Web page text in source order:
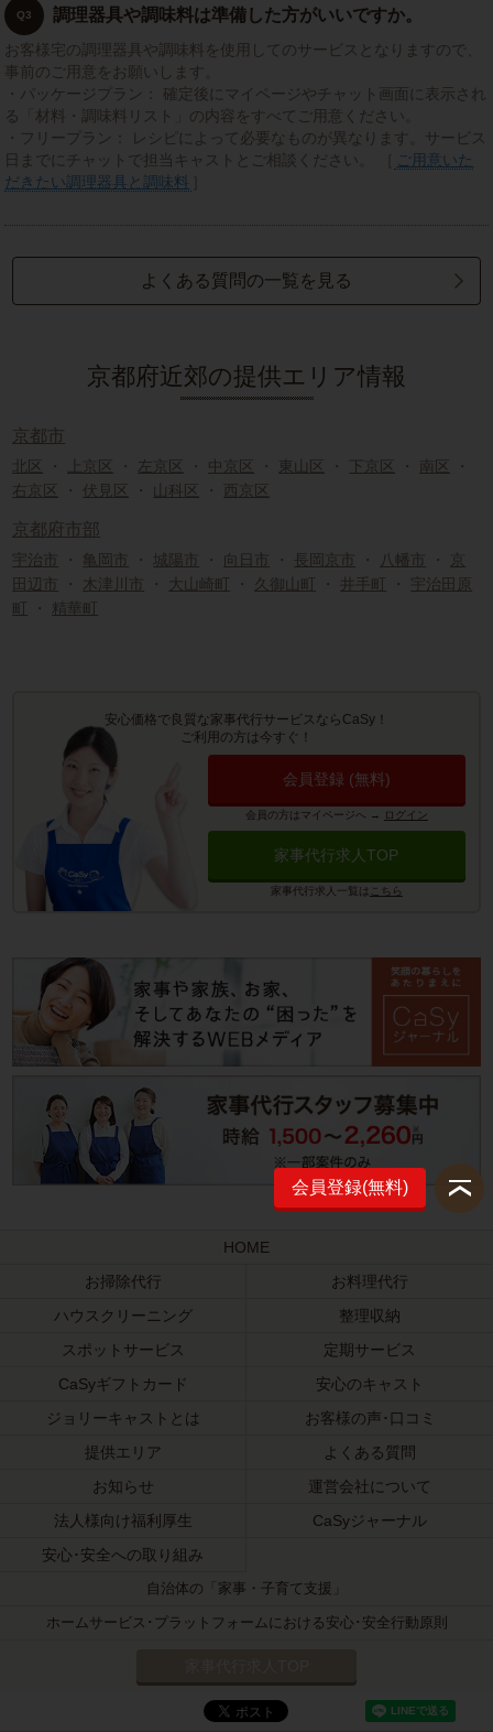
Q3 調理器具や調味料は準備した方がいいですか。
お客様宅の調理器具や調味料を使用してのサービスとなりますので、
事前のご用意をお願いします。
・パッケージプラン： 確定後にマイページやチャット画面に表示され
る「材料・調味料リスト」の内容をすべてご用意ください。
・フリープラン： レシピによって必要なものが異なります。サービス
日までにチャットで担当キャストとご相談ください。 ［
ご用意いた
だきたい調理器具と調味料
よくある質問の一覧を見る
京都府近郊の提供エリア情報
京都市
北区 ・ 上京区 ・ 左京区 ・ 中京区 ・ 東山区 ・ 下京区 ・ 南区
・
右京区
・ 伏見区 ・ 山科区 ・ 西京区
京都府市部
宇治市 ・ 亀岡市 ・ 城陽市 ・ 向日市 ・ 長岡京市 ・ 八幡市 ・
京
田辺市
・ 木津川市 ・ 大山崎町 ・ 久御山町 ・ 井手町 ・
宇治田原
町 ・ 精華町
安心価格で良質な家事代行サービスならCaSy！
ご利用の方は今すぐ！
会員登録 (無料)
会員の方はマイページへ → ログイン
家事代行求人TOP
家事代行求人一覧は こちら
会員登録(無料)
HOME
お掃除代行
お料理代行
ハウスクリーニング
整理収納
スポットサービス
定期サービス
CaSyギフトカード
安心のキャスト
ジョリーキャストとは
お客様の声･口コミ
提供エリア
よくある質問
お知らせ
運営会社について
法人様向け福利厚生
CaSyジャーナル
安心･安全への取り組み
自治体の「家事・子育て支援」
ホームサービス･プラットフォームにおける安心･安全行動原則